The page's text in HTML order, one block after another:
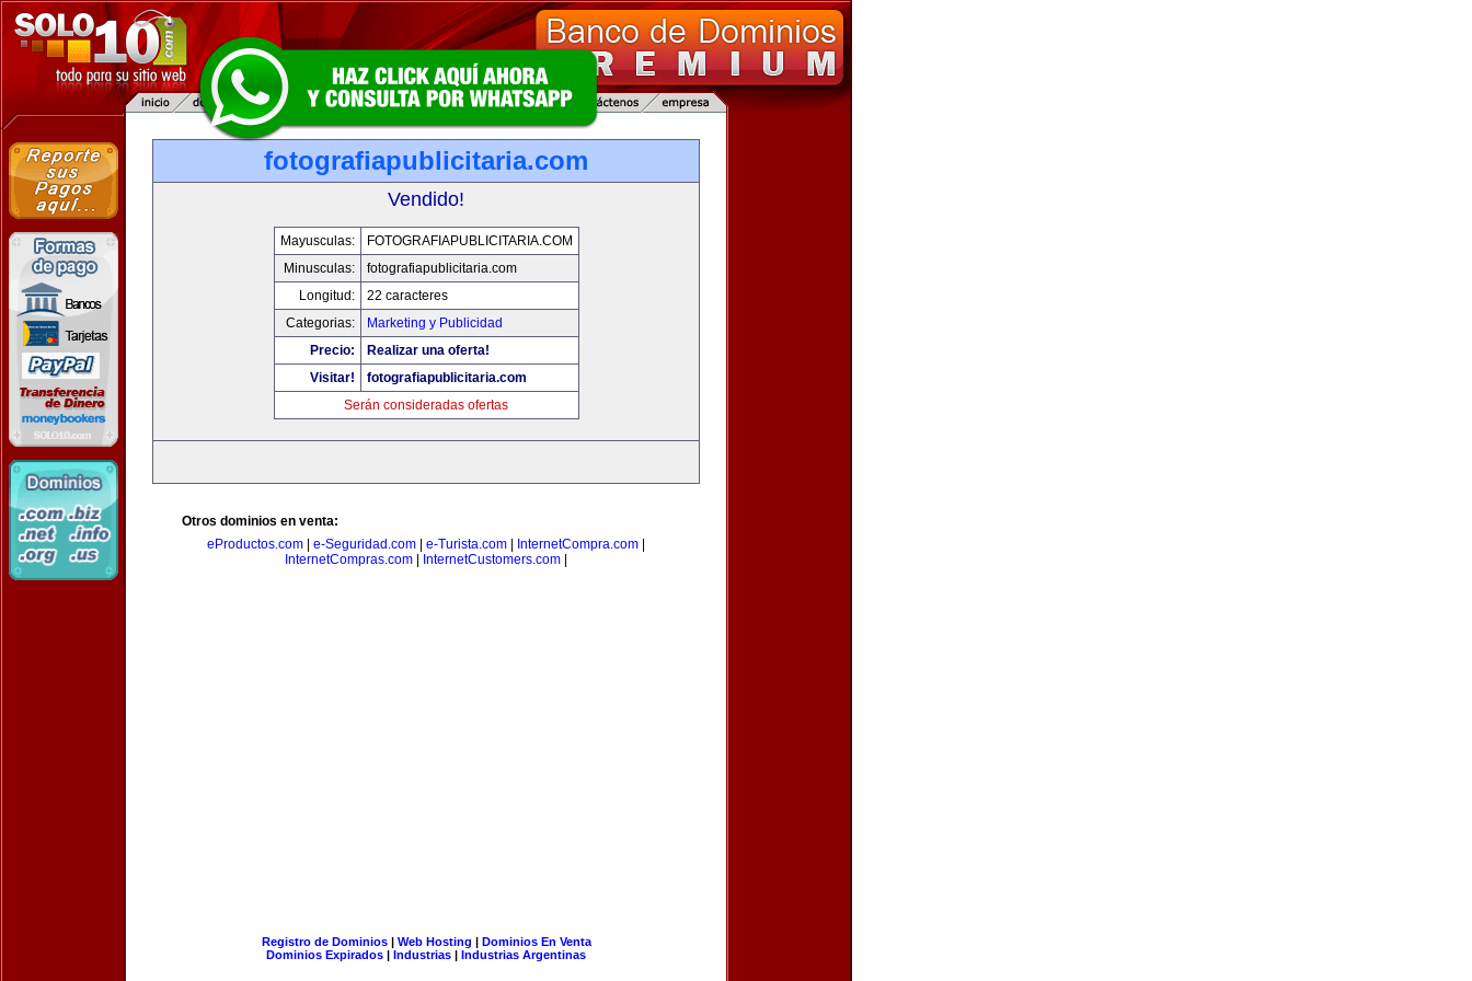
fotografiapublicitaria.com
Vendido!
Mayusculas:
FOTOGRAFIAPUBLICITARIA.COM
Minusculas:
fotografiapublicitaria.com
Longitud:
22 caracteres
Categorias:
Marketing y Publicidad
Precio:
Realizar una oferta!
Visitar!
fotografiapublicitaria.com
Serán consideradas ofertas
Otros dominios en venta:
eProductos.com
e-Seguridad.com e-Turista.com InternetCompra.com
InternetCompras.com
InternetCustomers.com
Registro de Dominios| Web Hosting | Dominios En Venta
Dominios Expirados | Industrias | Industrias Argentinas